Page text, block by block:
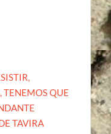
TENEMOS QUE
TAVIRA